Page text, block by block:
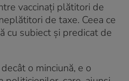
vaccinaţi plătitori de
de taxe. Ceea ce
cu subiect şi predicat de
o minciună, e o